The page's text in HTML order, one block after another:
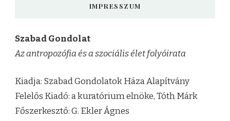
IMPRESSZUM
Szabad Gondolat
Az antropozófia és a szociális élet folyóirata
Kiadja: Szabad Gondolatok Háza Alapítvány
Felelős Kiadó: a kuratórium elnöke, Tóth Márk
Főszerkesztő: G. Ekler Ágnes